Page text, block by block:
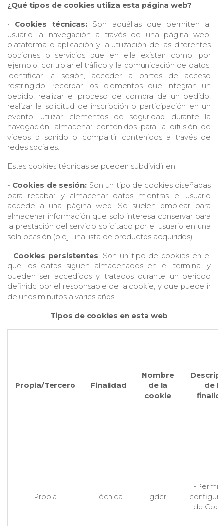
¿Qué tipos de cookies utiliza esta página web?
• Cookies técnicas: Son aquéllas que permiten al
usuario la navegación a través de una página web,
plataforma o aplicación y la utilización de las diferentes
opciones o servicios que en ella existan como, por
ejemplo, controlar el tráfico y la comunicación de datos,
identificar la sesión, acceder a partes de acceso
restringido, recordar los elementos que integran un
pedido, realizar el proceso de compra de un pedido,
realizar la solicitud de inscripción o participación en un
evento, utilizar elementos de seguridad durante la
navegación, almacenar contenidos para la difusión de
videos o sonido o compartir contenidos a través de
redes sociales.
Estas cookies técnicas se pueden subdividir en:
- Cookies de sesión: Son un tipo de cookies diseñadas
para recabar y almacenar datos mientras el usuario
accede a una página web. Se suelen emplear para
almacenar información que solo interesa conservar para
la prestación del servicio solicitado por el usuario en una
sola ocasión (p.ej. una lista de productos adquiridos).
- Cookies persistentes: Son un tipo de cookies en el
que los datos siguen almacenados en el terminal y
pueden ser accedidos y tratados durante un periodo
definido por el responsable de la cookie, y que puede ir
de unos minutos a varios años.
Tipos de cookies en esta web
Propia/Tercero Finalidad
Nombre
de la
cookie
de
Propia Técnica gdpr
-
de